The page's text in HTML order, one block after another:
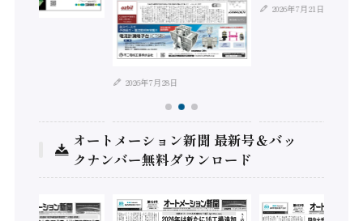
2026年7月28日
2026年7月21日
オートメーション新聞 最新号＆バッ
クナンバー無料ダウンロード